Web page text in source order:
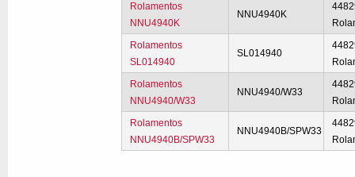
Rolamentos
NNU4940K
NNU4940K
Rolamentos
SL014940
SL014940
Rolamentos
NNU4940/W33
NNU4940/W33
Rolamentos
NNU4940B/SPW33
NNU4940B/SPW33